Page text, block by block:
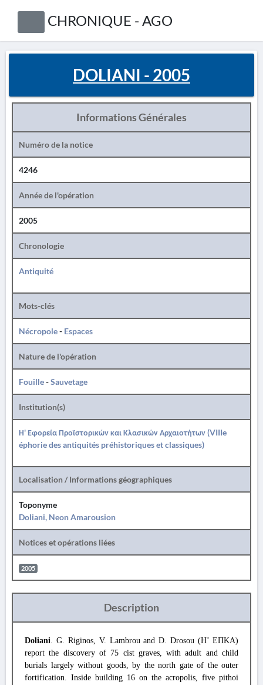
CHRONIQUE - AGO
DOLIANI - 2005
Informations Générales
Numéro de la notice
4246
Année de l'opération
2005
Chronologie
Antiquité
Mots-clés
Nécropole- Espaces
Nature de l'opération
Fouille-Sauvetage
Institution(s)
Η' Εφορεία Προϊστορικών και Κλασικών Αρχαιοτήτων (VIIIe
éphorie des antiquités préhistoriques et classiques)
Localisation / Informations géographiques
Toponyme
Doliani, Neon Amarousion
Notices et opérations liées
2005
Description
Doliani. G. Riginos, V. Lambrou and D. Drosou (Η’ ΕΠΚΑ)
report the discovery of 75 cist graves, with adult and child
burials largely without goods, by the north gate of the outer
fortification. Inside building 16 on the acropolis, five pithoi